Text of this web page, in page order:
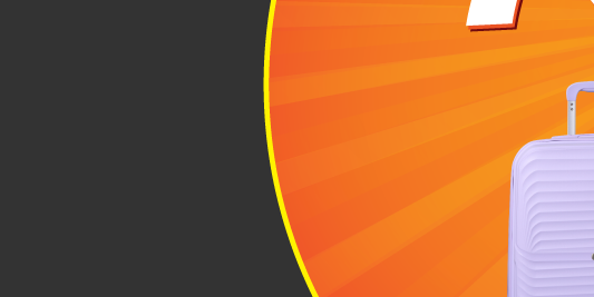
Cung đường từ trung
hoặc đến đây bằng
nhất là hãy tìm trạm
Tanah Merah MRT
Tại trạm này, bạn rẽ
bến phà Changi Point
2.2 Đi tàu ra Pulau
Nếu đi vào ngày lễ
Ubin. Tàu sẽ khởi